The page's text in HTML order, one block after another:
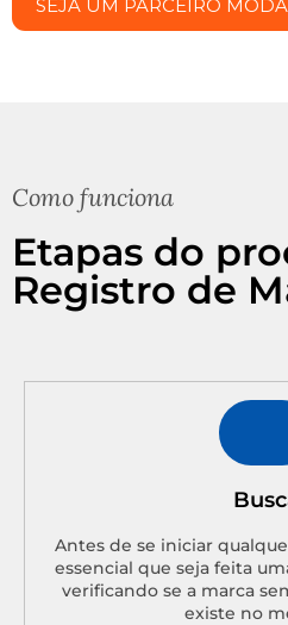
SEJA UM PARCEIRO
Como funciona
Etapas do
Registro de
Antes de se iniciar
essencial que seja feita
verificando se a marca
existe no